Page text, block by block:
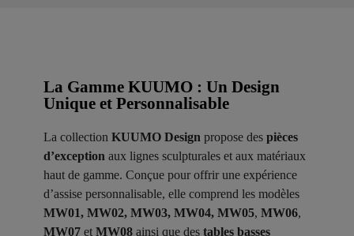
La Gamme KUUMO : Un Design
Unique et Personnalisable
La collection KUUMO Design propose des pièces
d’exception aux lignes sculpturales et aux matériaux
haut de gamme. Conçue pour offrir une expérience
d’assise personnalisable, elle comprend les modèles
MW01, MW02, MW03, MW04, MW05, MW06,
MW07 et MW08 ainsi que des tables basses